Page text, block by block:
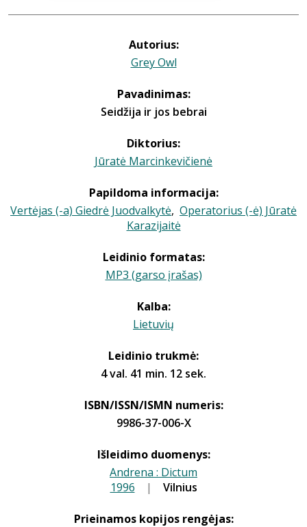
Autorius:
Grey Owl
Pavadinimas:
Seidžija ir jos bebrai
Diktorius:
Jūratė Marcinkevičienė
Papildoma informacija:
Vertėjas (-a) Giedrė Juodvalkytė, Operatorius (-ė) Jūratė
Karazijaitė
Leidinio formatas:
MP3 (garso įrašas)
Kalba:
Lietuvių
Leidinio trukmė:
4 val. 41 min. 12 sek.
ISBN/ISSN/ISMN numeris:
9986-37-006-X
Išleidimo duomenys:
Andrena : Dictum
1996 | Vilnius
Prieinamos kopijos rengėjas: